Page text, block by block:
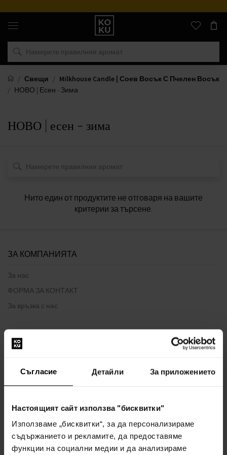
Съгласие Детайли За приложението
Настоящият сайт използва "бисквитки"
Използваме „бисквитки“, за да персонализираме
съдържанието и рекламите, да предоставяме
функции на социални медии и да анализираме
Оригинални
парфюми
часовници
на
място
Свещи
Milkhouse Candle | Соев Восък С Пчелен Восък
НОВО | Есен - Зима
НОВО | есен - зима
Нито един от продуктите не отговаря на вашите
критерии за търсене.
ЗА КОМПАНИЯТА
За нас
ФОРМА ЗА КОНТАКТ
За връзка с нас
ВСИЧКО ЗА ПАЗАРУВАНЕТО
Общи правила и условия
Политика за поверителност
ФОРМУЛЯР ЗА ОПЛАКВАНЕ
Кога ще получа поръчаните стоки?
Защо парфюми и часовници от нас?